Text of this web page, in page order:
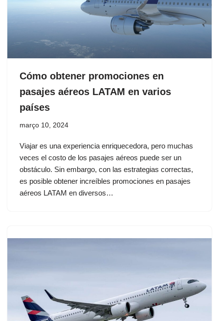
Cómo obtener promociones en
pasajes aéreos LATAM en varios
países
março 10, 2024
Viajar es una experiencia enriquecedora, pero muchas
veces el costo de los pasajes aéreos puede ser un
obstáculo. Sin embargo, con las estrategias correctas,
es posible obtener increíbles promociones en pasajes
aéreos LATAM en diversos…